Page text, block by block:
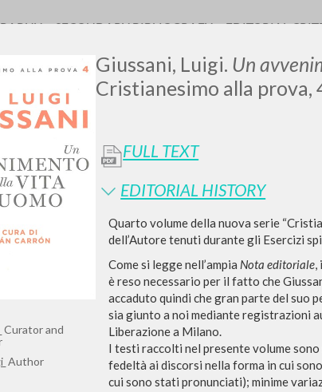
Curator and
Author
Giussani, Luigi. Un
Cristianesimo alla prova,
FULL TEXT
EDITORIAL HISTORY
Quarto volume della nuova serie
dell’Autore tenuti durante gli Esercizi
Come si legge nell’ampia Nota editoriale,
è reso necessario per il fatto che
accaduto quindi che gran parte del suo
sia giunto a noi mediante registrazioni
Liberazione a Milano.
I testi raccolti nel presente volume
fedeltà ai discorsi nella forma in cui
cui sono stati pronunciati); minime
SECONDARY BIBLIOGRAFY EDITORIAL
TYPE OF WORK LANGUAGE